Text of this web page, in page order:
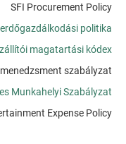
SFI Procurement Policy
politika
magatartási kódex
szabályzat
Munkahelyi Szabályzat
Expense Policy